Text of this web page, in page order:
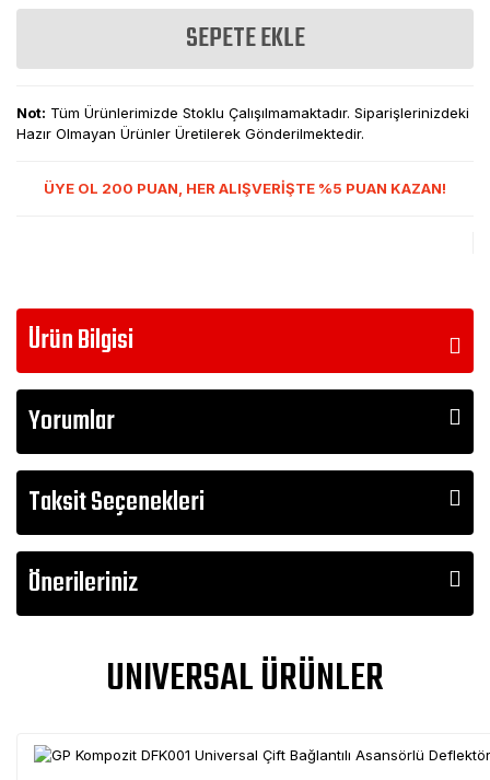
SEPETE EKLE
Not: Tüm Ürünlerimizde Stoklu Çalışılmamaktadır. Siparişlerinizdeki
Hazır Olmayan Ürünler Üretilerek Gönderilmektedir.
ÜYE OL 200 PUAN, HER ALIŞVERİŞTE %5 PUAN KAZAN!
Ürün Bilgisi
Yorumlar
Taksit Seçenekleri
Önerileriniz
UNIVERSAL ÜRÜNLER